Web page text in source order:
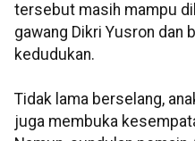
tersebut masih mampu
gawang Dikri Yusron dan
kedudukan.
Tidak lama berselang,
juga membuka